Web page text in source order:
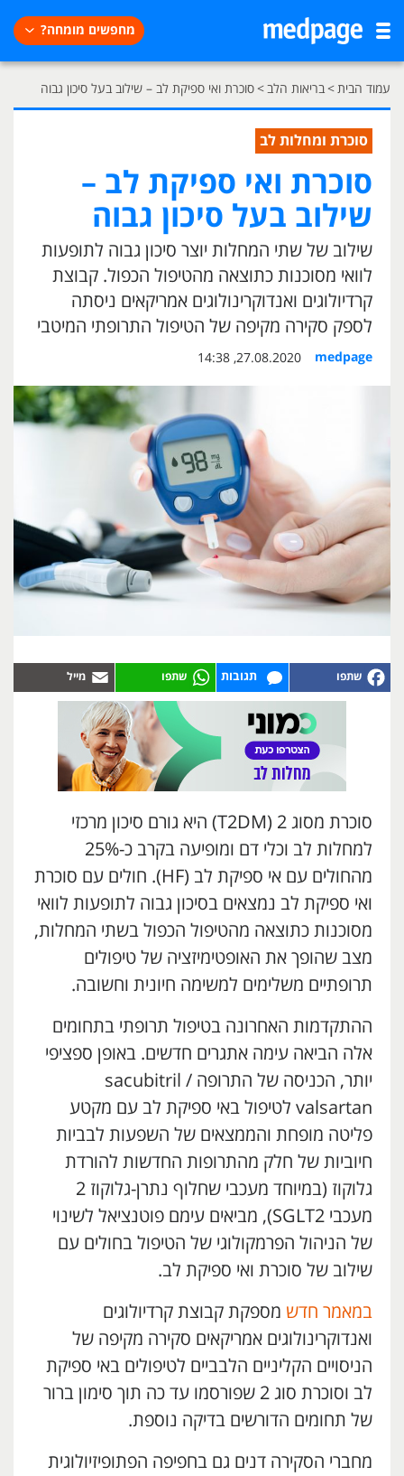
מחפשים מומחה?
עמוד הבית>בריאות הלב>סוכרת ואי ספיקת לב – שילוב בעל סיכון גבוה
סוכרת ומחלות לב
סוכרת ואי ספיקת לב –
שילוב בעל סיכון גבוה
שילוב של שתי המחלות יוצר סיכון גבוה לתופעות
לוואי מסוכנות כתוצאה מהטיפול הכפול. קבוצת
קרדיולוגים ואנדוקרינולוגים אמריקאים ניסתה
לספק סקירה מקיפה של הטיפול התרופתי המיטבי
medpage
27.08.2020, 14:38
תגובות
סוכרת מסוג 2 (T2DM) היא גורם סיכון מרכזי
למחלות לב וכלי דם ומופיעה בקרב כ-25%
מהחולים עם אי ספיקת לב (HF). חולים עם סוכרת
ואי ספיקת לב נמצאים בסיכון גבוה לתופעות לוואי
מסוכנות כתוצאה מהטיפול הכפול בשתי המחלות,
מצב שהופך את האופטימיזציה של טיפולים
תרופתיים משלימים למשימה חיונית וחשובה.
ההתקדמות האחרונה בטיפול תרופתי בתחומים
אלה הביאה עימה אתגרים חדשים. באופן ספציפי
יותר, הכניסה של התרופה sacubitril /
valsartan לטיפול באי ספיקת לב עם מקטע
פליטה מופחת והממצאים של השפעות לבביות
חיוביות של חלק מהתרופות החדשות להורדת
גלוקוז (במיוחד מעכבי שחלוף נתרן-גלוקוז 2
מעכבי SGLT2), מביאים עימם פוטנציאל לשינוי
של הניהול הפרמקולוגי של הטיפול בחולים עם
שילוב של סוכרת ואי ספיקת לב.
במאמר חדש מספקת קבוצת קרדיולוגים
ואנדוקרינולוגים אמריקאים סקירה מקיפה של
הניסויים הקליניים הלבביים לטיפולים באי ספיקת
לב וסוכרת סוג 2 שפורסמו עד כה תוך סימון ברור
של תחומים הדורשים בדיקה נוספת.
מחברי הסקירה דנים גם בחפיפה הפתופיזיולוגית